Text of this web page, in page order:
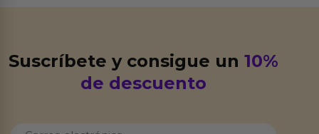
Suscríbete y consigue un10%
de descuento